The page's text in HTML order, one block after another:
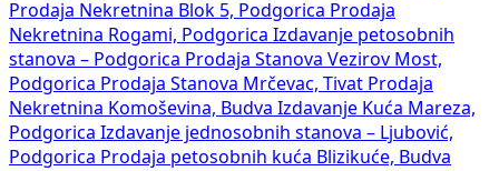
Prodaja Nekretnina Blok 5, Podgorica Prodaja
Nekretnina Rogami, Podgorica Izdavanje petosobnih
stanova – Podgorica Prodaja Stanova Vezirov Most,
Podgorica Prodaja Stanova Mrčevac, Tivat Prodaja
Nekretnina Komoševina, Budva Izdavanje Kuća Mareza,
Podgorica Izdavanje jednosobnih stanova – Ljubović,
Podgorica Prodaja petosobnih kuća Blizikuće, Budva